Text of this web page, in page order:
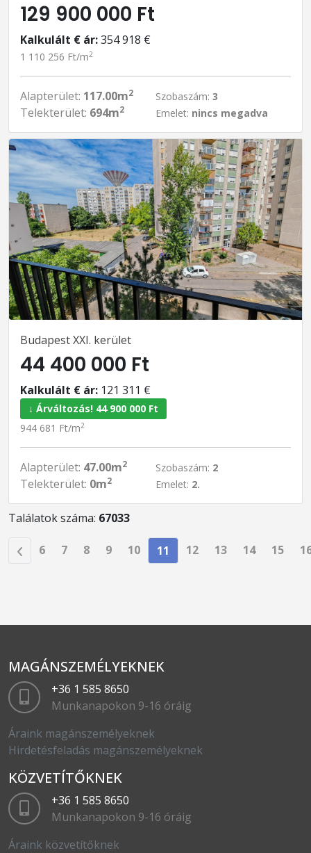
129 900 000 Ft
Kalkulált € ár:354 918 €
1 110 256 Ft/m2
Alapterület: 117.00m2
Telekterület: 694m2
Szobaszám: 3
Emelet: nincs megadva
Budapest XXI. kerület
44 400 000 Ft
Kalkulált € ár: 121 311 €
↓ Árváltozás! 44 900 000 Ft
944 681 Ft/m2
Alapterület: 47.00m2
Telekterület: 0m2
Szobaszám: 2
Emelet: 2.
Találatok száma: 67033
6 7 8 9 10 11 12 13 14 15
MAGÁNSZEMÉLYEKNEK
+36 1 585 8650
Munkanapokon 9-16 óráig
Áraink magánszemélyeknek
Hirdetésfeladás magánszemélyeknek
KÖZVETÍTŐKNEK
+36 1 585 8650
Munkanapokon 9-16 óráig
Áraink közvetítőknek